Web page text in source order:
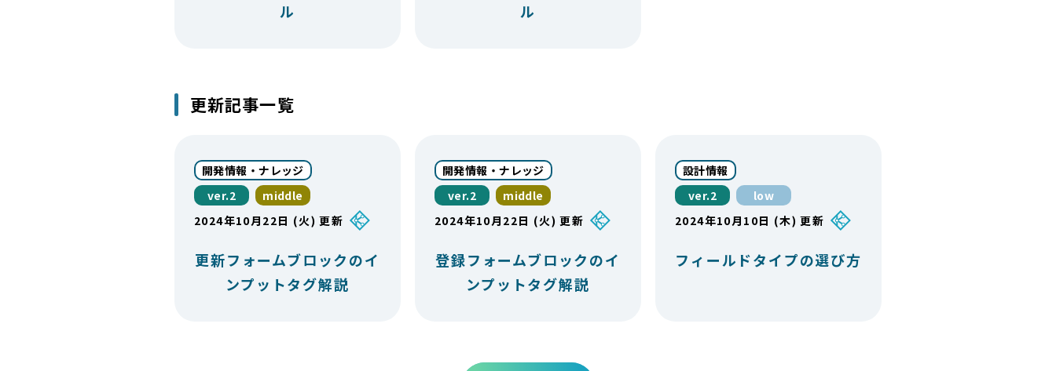
ル
ル
更新記事一覧
開発情報・ナレッジ
ver.2
middle
2024年10月22日 (火) 更新
更新フォームブロックのイ
ンプットタグ解説
開発情報・ナレッジ
ver.2
middle
2024年10月22日 (火) 更新
登録フォームブロックのイ
ンプットタグ解説
設計情報
ver.2
low
2024年10月10日 (木) 更新
フィールドタイプの選び方